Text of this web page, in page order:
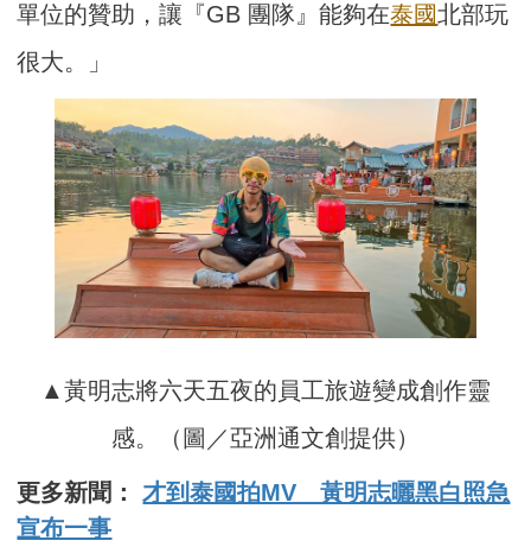
單位的贊助，讓『GB 團隊』能夠在泰國北部玩
很大。」
▲黃明志將六天五夜的員工旅遊變成創作靈
感。（圖／亞洲通文創提供）
更多新聞： 才到泰國拍MV 黃明志曬黑白照急
宣布一事